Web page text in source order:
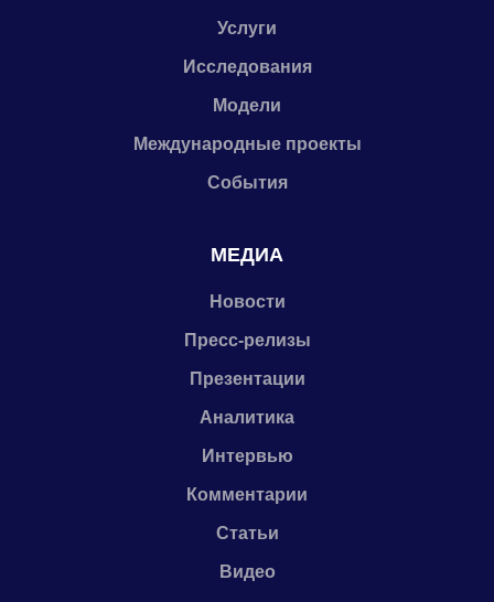
Услуги
Исследования
Модели
Международные проекты
События
МЕДИА
Новости
Пресс-релизы
Презентации
Аналитика
Интервью
Комментарии
Статьи
Видео